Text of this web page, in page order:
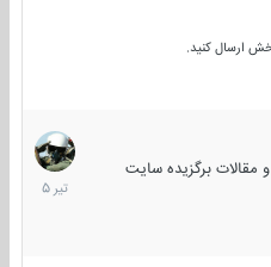
ارسال کنید.
برگزیده سایت
16
تیر
1405